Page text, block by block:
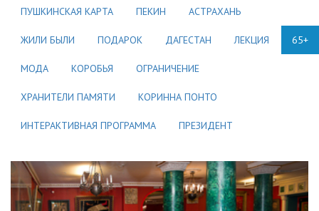
ПУШКИНСКАЯ КАРТА ПЕКИН АСТРАХАНЬ
ЖИЛИ БЫЛИ ПОДАРОК ДАГЕСТАН ЛЕКЦИЯ 65+
МОДА КОРОБЬЯ ОГРАНИЧЕНИЕ
ХРАНИТЕЛИ ПАМЯТИ КОРИННА ПОНТО
ИНТЕРАКТИВНАЯ ПРОГРАММА ПРЕЗИДЕНТ